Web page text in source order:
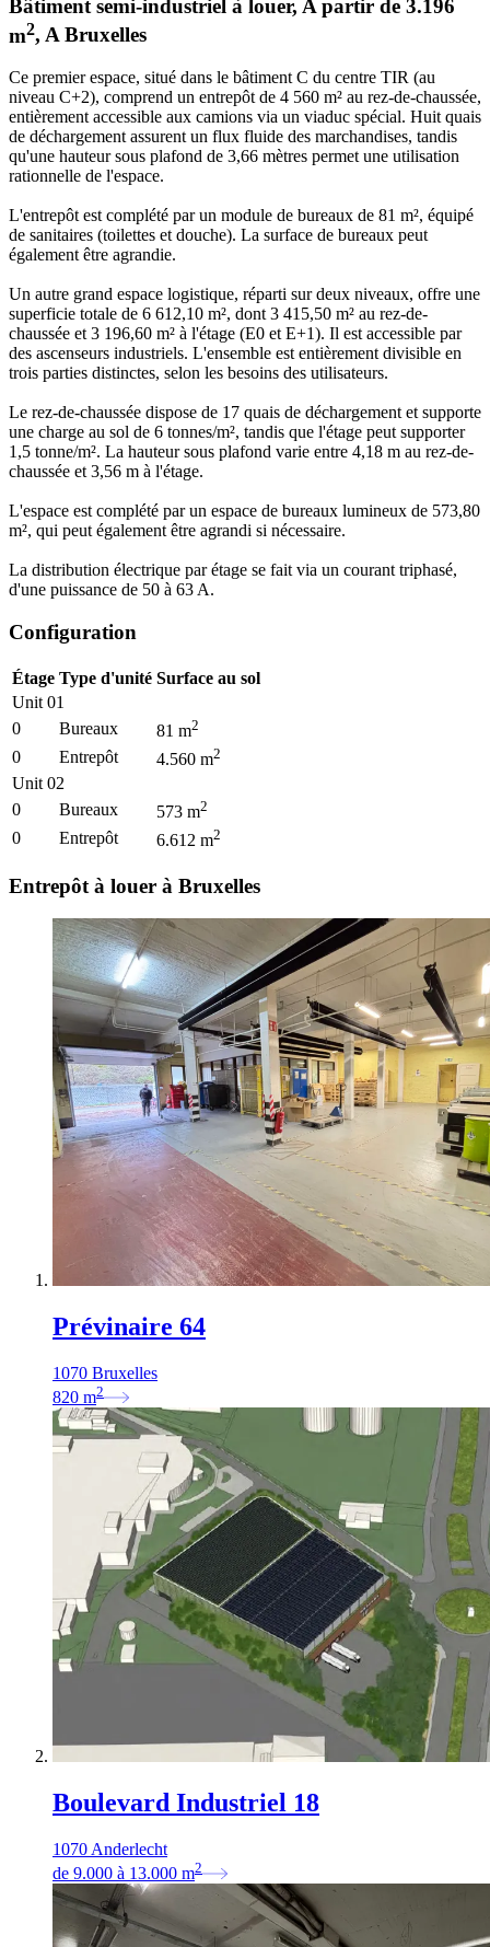
Bâtiment semi-industriel à louer, A partir de 3.196
m2, A Bruxelles
Ce premier espace, situé dans le bâtiment C du centre TIR (au
niveau C+2), comprend un entrepôt de 4 560 m² au rez-de-chaussée,
entièrement accessible aux camions via un viaduc spécial. Huit quais
de déchargement assurent un flux fluide des marchandises, tandis
qu'une hauteur sous plafond de 3,66 mètres permet une utilisation
rationnelle de l'espace.
L'entrepôt est complété par un module de bureaux de 81 m², équipé
de sanitaires (toilettes et douche). La surface de bureaux peut
également être agrandie.
Un autre grand espace logistique, réparti sur deux niveaux, offre une
superficie totale de 6 612,10 m², dont 3 415,50 m² au rez-de-
chaussée et 3 196,60 m² à l'étage (E0 et E+1). Il est accessible par
des ascenseurs industriels. L'ensemble est entièrement divisible en
trois parties distinctes, selon les besoins des utilisateurs.
Le rez-de-chaussée dispose de 17 quais de déchargement et supporte
une charge au sol de 6 tonnes/m², tandis que l'étage peut supporter
1,5 tonne/m². La hauteur sous plafond varie entre 4,18 m au rez-de-
chaussée et 3,56 m à l'étage.
L'espace est complété par un espace de bureaux lumineux de 573,80
m², qui peut également être agrandi si nécessaire.
La distribution électrique par étage se fait via un courant triphasé,
d'une puissance de 50 à 63 A.
Configuration
Étage Type d'unité Surface au sol
Unit 01
0
Bureaux 81 m2
0 Entrepôt 4.560 m2
Unit 02
0
Bureaux 573 m2
0 Entrepôt 6.612 m2
Entrepôt à louer à Bruxelles
Prévinaire 64
1070 Bruxelles
820 m2
Boulevard Industriel 18
1070 Anderlecht
de 9.000 à 13.000 m2